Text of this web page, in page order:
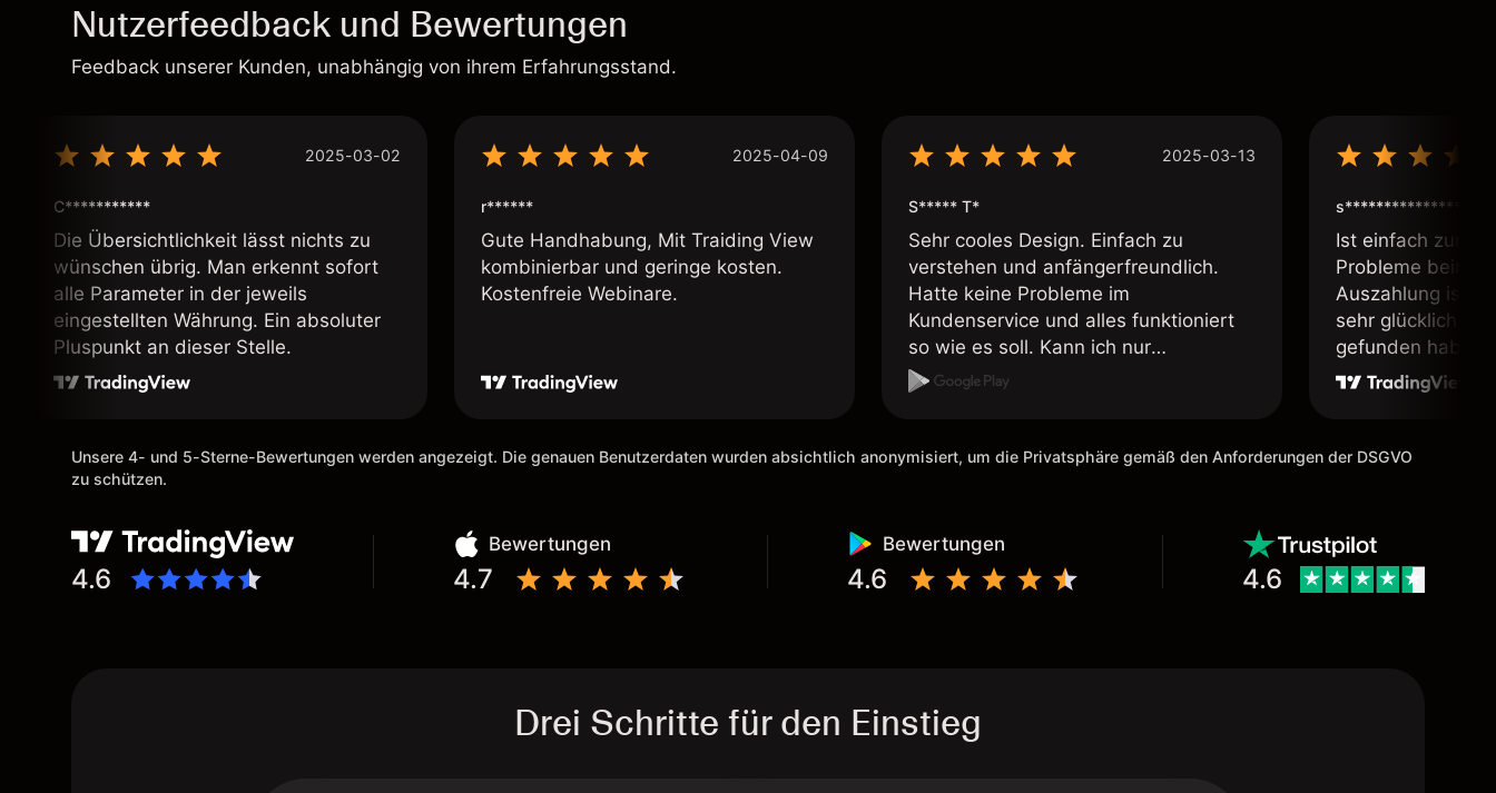
Nutzerfeedback und Bewertungen
Feedback unserer Kunden, unabhängig von ihrem Erfahrungsstand.
2025-03-02
C***********
Die Übersichtlichkeit lässt nichts zu
wünschen übrig. Man erkennt sofort
alle Parameter in der jeweils
eingestellten Währung. Ein absoluter
Pluspunkt an dieser Stelle.
2025-04-09
r******
Gute Handhabung, Mit Traiding View
kombinierbar und geringe kosten.
Kostenfreie Webinare.
2025-03-13
S***** T*
Sehr cooles Design. Einfach zu
verstehen und anfängerfreundlich.
Hatte keine Probleme im
Kundenservice und alles funktioniert
so wie es soll. Kann ich nur
weiterempfehlen.
s****************
Ist einfach zum
Probleme beim
Auszahlung ist
sehr glücklich
gefunden habe.
weiter meine
Unsere 4- und 5-Sterne-Bewertungen werden angezeigt. Die genauen Benutzerdaten wurden absichtlich anonymisiert, um die Privatsphäre gemäß den Anforderungen der DSGVO
zu schützen.
4.6
Bewertungen
4.7
Bewertungen
4.6 4.6
Drei Schritte für den Einstieg